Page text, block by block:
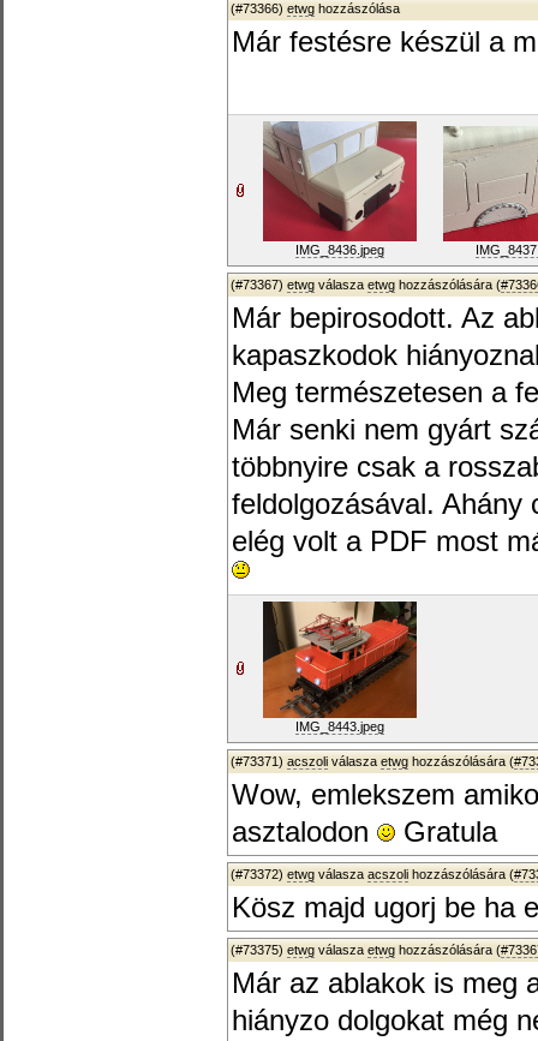
(#73366) etwg hozzászólása
Már festésre készül a
IMG_8436.jpeg
(#73367) etwg válasza etwg hozzászólására (
Már bepirosodott. Az
kapaszkodok
Meg természetesen a
Már senki nem gyárt
többnyire csak a
feldolgozásával. Ahány
elég volt a PDF most
IMG_8443.jpeg
(#73371) acszoli válasza etwg hozzászólására (
Wow, emlekszem
asztalodon
Gratula
(#73372) etwg válasza acszoli hozzászólására (
Kösz majd ugorj be ha
(#73375) etwg válasza etwg hozzászólására (
Már az ablakok is meg
hiányzo dolgokat még